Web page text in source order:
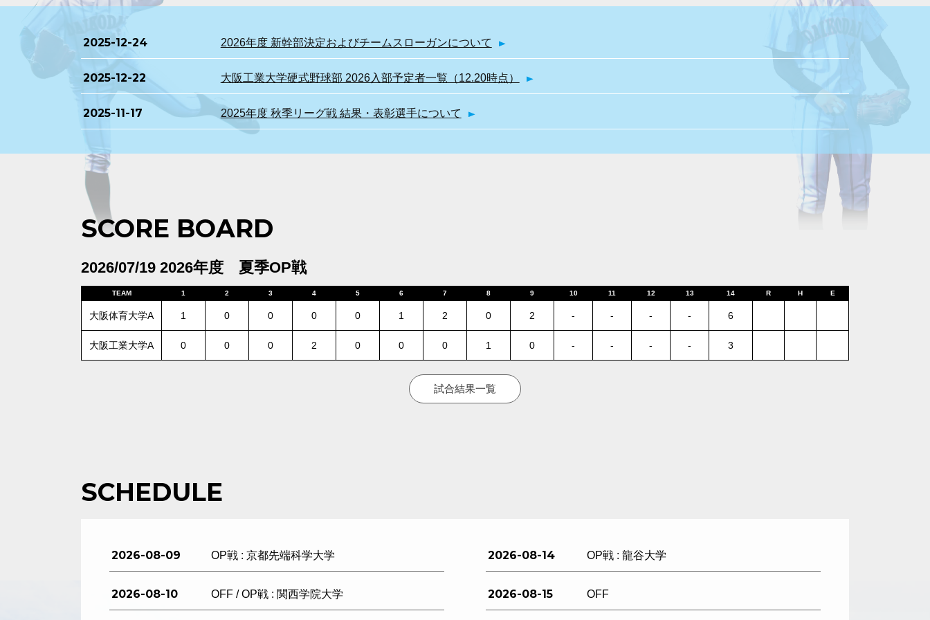
2025-12-24 2026年度 新幹部決定およびチームスローガンについて
2025-12-22 大阪工業大学硬式野球部 2026入部予定者一覧（12.20時点）
2025-11-17 2025年度 秋季リーグ戦 結果・表彰選手について
SCORE BOARD
2026/07/19 2026年度 夏季OP戦
TEAM 1 2 3 4 5 6 7 8 9 10 11 12 13 14 R H E
大阪体育大学A 1 0 0 0 0 1 2 0 2 - - - - 6
大阪工業大学A 0 0 0 2 0 0 0 1 0 - - - - 3
試合結果一覧
SCHEDULE
2026-08-09 OP戦 : 京都先端科学大学
2026-08-10 OFF / OP戦 : 関西学院大学
2026-08-14 OP戦 : 龍谷大学
2026-08-15 OFF